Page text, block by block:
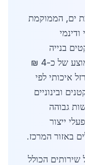
ים, הממוקמת
בנייה
ותשתיות מתמשכים. עם מחיר ממוצע של כ-4 ₪
איכותי לפי
ובינוניים
גבוהה
ייצור
באזור המרכז.
הכולל